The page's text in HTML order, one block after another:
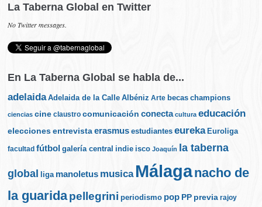
La Taberna Global en Twitter
No Twitter messages.
En La Taberna Global se habla de...
adelaida Adelaida de la Calle Albéniz Arte becas champions
ciencias cine claustro comunicación conecta cultura educación
elecciones entrevista erasmus estudiantes eureka Euroliga
facultad fútbol galería central indie isco Joaquín la taberna
global liga manoletus musica Málaganacho de
la guaridapellegrini periodismo pop PP previa rajoy